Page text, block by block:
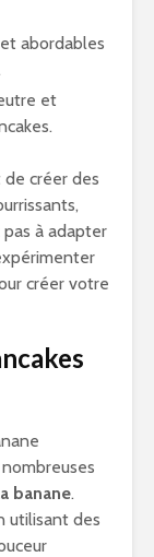
abordables
et
créer des
à adapter
créer votre
banane.
utilisant des